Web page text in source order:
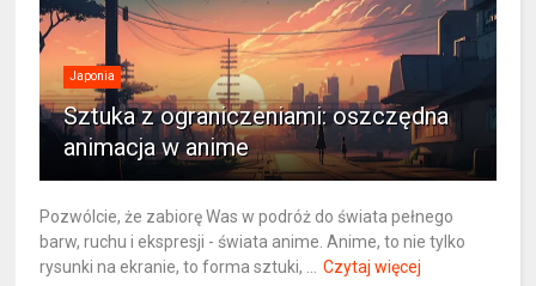
Japonia
Sztuka z ograniczeniami: oszczędna
animacja w anime
Pozwólcie, że zabiorę Was w podróż do świata pełnego
barw, ruchu i ekspresji - świata anime. Anime, to nie tylko
rysunki na ekranie, to forma sztuki, ...
Czytaj więcej